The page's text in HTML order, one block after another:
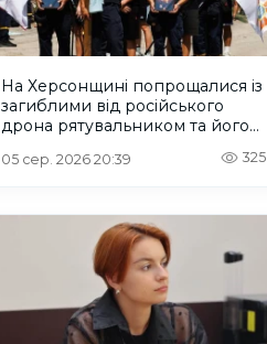
На Херсонщині попрощалися із
загиблими від російського
дрона рятувальником та його
05 сер. 2026 20:39 325